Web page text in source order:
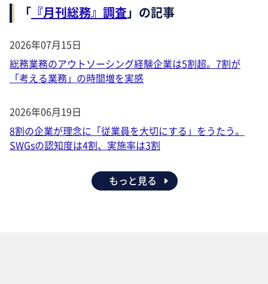
「 『月刊総務』調査」の記事
2026年07月15日
総務業務のアウトソーシング経験企業は5割超。7割が
「考える業務」の時間増を実感
2026年06月19日
8割の企業が理念に「従業員を大切にする」をうたう。
SWGsの認知度は4割、実施率は3割
もっと見る